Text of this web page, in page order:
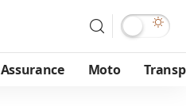
Assurance Moto